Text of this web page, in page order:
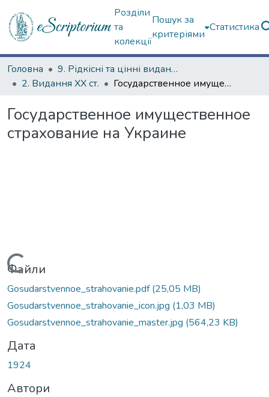
Розділи
та
колекції
Пошук за
критеріями
Статистика
Головна
9. Рідкісні та цінні видання
2. Видання ХХ ст.
Государственное имущественное страхование на Украине
Государственное имущественное
страхование на Украине
Вантажиться...
Файли
Gosudarstvennoe_strahovanie.pdf(25,05 MB)
Gosudarstvennoe_strahovanie_icon.jpg (1,03 MB)
Gosudarstvennoe_strahovanie_master.jpg (564,23 KB)
Дата
1924
Автори